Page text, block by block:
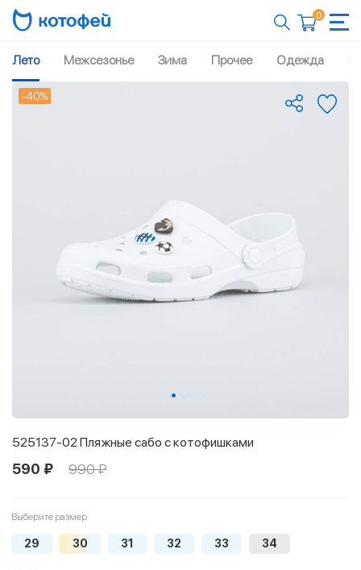
0
Лето Межсезонье Зима Прочее Одежда
-40%
525137-02 Пляжные сабо с котофишками
590 ₽ 990 ₽
Выберите размер
29 30 31 32 33 34